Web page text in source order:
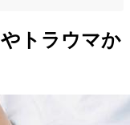
トラウマか